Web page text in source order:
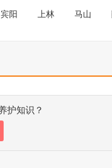
宾阳 上林 马山
护知识？